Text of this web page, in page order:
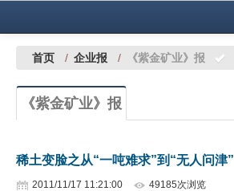
中国有色金属报社主办 广告服务
铜镍铅锌
稀有稀土
首页 / 企业报 / 《紫金矿业》报
《紫金矿业》报
稀土变脸之从“一吨难求”到“无人问津”
2011/11/17 11:21:00 49185次浏览